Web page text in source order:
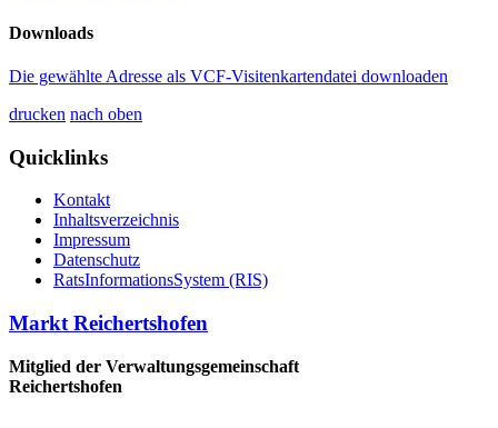
Downloads
Die gewählte Adresse als VCF-Visitenkartendatei downloaden
drucken nach oben
Quicklinks
Kontakt
Inhaltsverzeichnis
Impressum
Datenschutz
RatsInformationsSystem (RIS)
Markt Reichertshofen
Mitglied der Verwaltungsgemeinschaft
Reichertshofen